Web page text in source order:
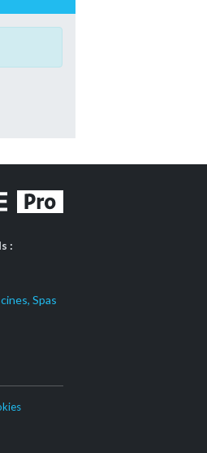
:
Spas